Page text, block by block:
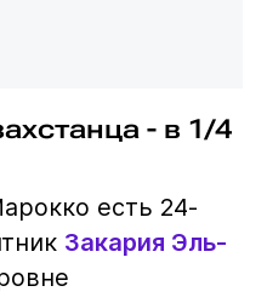
- в 1/4
есть 24-
Закария Эль-